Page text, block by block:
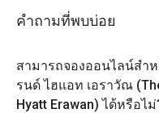
• บุฟเฟ่ต์อาหารกลางวั
1648 บาท, 50% =
o เด็ก: 100% = 1295
บาท, 50% = 706 บาท
คำถามที่พบบ่อย
สามารถจองออนไลน์สำห
รนด์ ไฮแอท เอราวัณ
Hyatt Erawan) ได้หรือไม่